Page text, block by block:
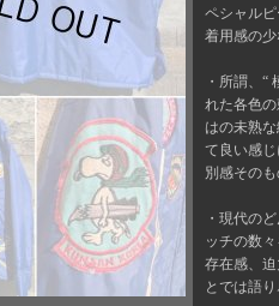
ペシャル
着用感の少
・所謂、“
れた各色
はの未熟
て良い感
別感その
・現代の
ッチの数
存在感、
とでは語り